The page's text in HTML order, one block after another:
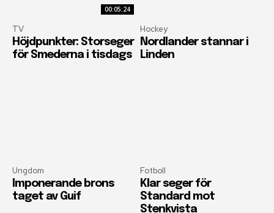
00:05:24
TV
Höjdpunkter: Storseger
för Smederna i tisdags
Hockey
Nordlander stannar i
Linden
Ungdom
Imponerande brons
taget av Guif
Fotboll
Klar seger för
Standard mot
Stenkvista